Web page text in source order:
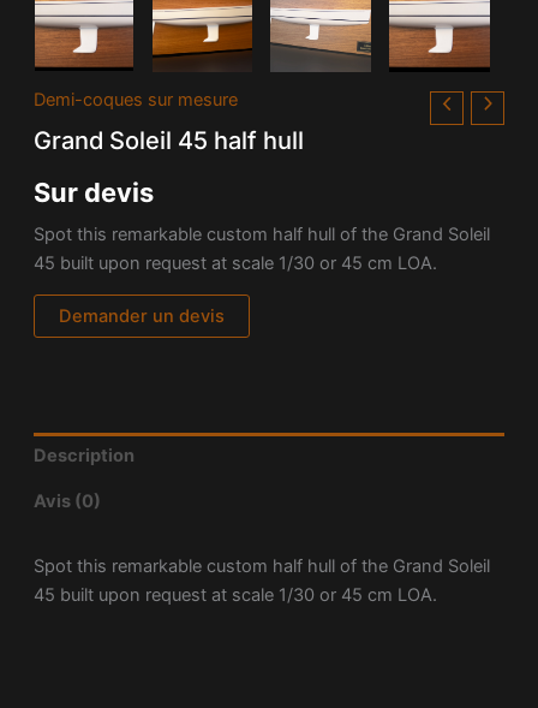
Demi-coques sur mesure
Grand Soleil 45 half hull
Sur devis
Spot this remarkable custom half hull of the Grand Soleil
45 built upon request at scale 1/30 or 45 cm LOA.
Demander un devis
Description
Avis (0)
Spot this remarkable custom half hull of the Grand Soleil
45 built upon request at scale 1/30 or 45 cm LOA.